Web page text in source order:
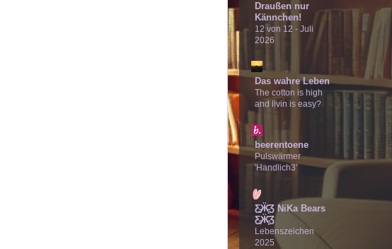
Draußen nur
Kännchen!
12 von 12 - Juli
2026
Das wahre Leben
The cotton is high
and livin is easy?
beerentoene
Pulswärmer
'Handlich3'
Ƹ̵̡Ӝ̵̨̄Ʒ NiKa Bears
Ƹ̵̡Ӝ̵̨̄Ʒ
Lebenszeichen
2025